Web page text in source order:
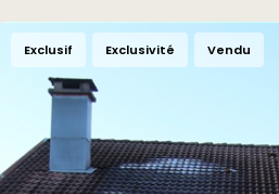
Exclusif Exclusivité Vendu